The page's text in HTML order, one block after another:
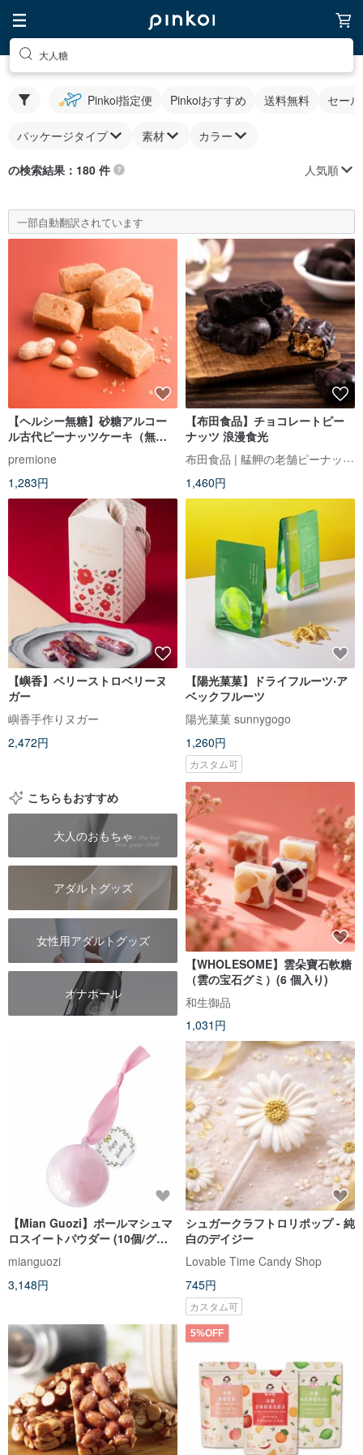
大人糖
Pinkoi指定便 Pinkoiおすすめ 送料無料 セー
パッケージタイプ 素材 カラー
の検索結果：180 件 人気順
一部自動翻訳されています
【ヘルシー無糖】砂糖アルコー
ル古代ピーナッツケーキ（無
premione
1,283円
【布田食品】チョコレートピー
ナッツ 浪漫食光
布田食品 | 艋舺の老舗ピーナッツ菓子
1,460円
【嶼香】ベリーストロベリーヌ
ガー
嶼香手作りヌガー
2,472円
【陽光菓菓】ドライフルーツ‧ア
ベックフルーツ
陽光菓菓 sunnygogo
1,260円
カスタム可
こちらもおすすめ
大人のおもちゃ
アダルトグッズ
女性用アダルトグッズ
オナホール
【WHOLESOME】雲朵寶石軟糖
（雲の宝石グミ）(6 個入り)
和生御品
1,031円
【Mian Guozi】ボールマシュマ
ロスイートパウダー (10個/グル
ープ)
mianguozi
3,148円
シュガークラフトロリポップ - 純
白のデイジー
Lovable Time Candy Shop
745円
カスタム可
5%OFF